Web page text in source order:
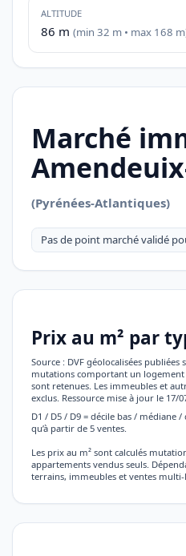
ALTITUDE
86 m (min 32 m • max 168
Marché
(Pyrénées-Atlantiques)
Pas de point marché validé
Prix au m² par
Source : DVF géolocalisées publiées
mutations comportant un
sont retenues. Les immeubles et
exclus. Ressource mise à jour le 17/
D1 / D5 / D9 = décile bas / médiane
qu’à partir de 5 ventes.
Les prix au m² sont calculés
appartements vendus seuls.
terrains, immeubles et ventes multi-